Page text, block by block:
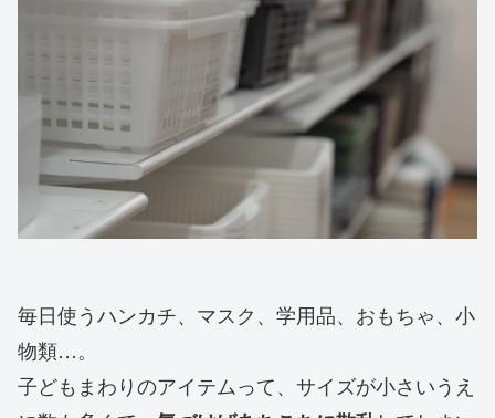
毎日使うハンカチ、マスク、学用品、おもちゃ、小
物類…。
子どもまわりのアイテムって、サイズが小さいうえ